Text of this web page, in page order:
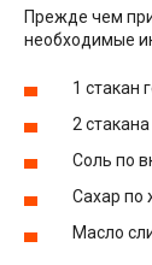
Прежде чем
необходимые
1 стакан
2
Соль по
Сахар по
Масло